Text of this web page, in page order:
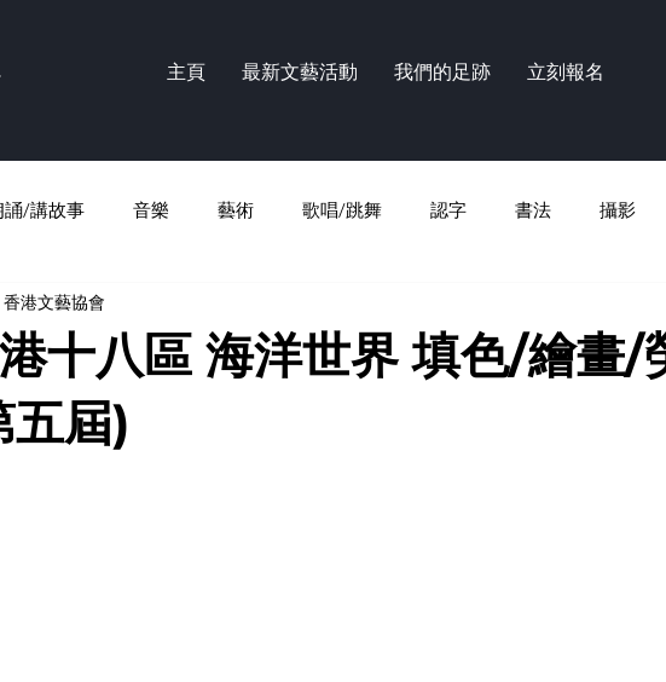
主頁 最新文藝活動 我們的足跡 立刻報名
誦/講故事 音樂 藝術 歌唱/跳舞 認字 書法 攝影
十八區 海洋世界 填色/繪畫/
五屆)
香港文藝協會